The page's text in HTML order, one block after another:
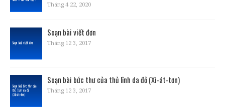
Tháng 4 22, 2020
Soạn bài viết đơn
Tháng 12 3, 2017
Soạn bài bức thư của thủ lĩnh da đỏ (Xi-át-tơn)
Tháng 12 3, 2017